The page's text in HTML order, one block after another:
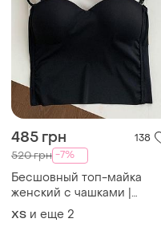
485 грн 138
520 грн
Бесшовный топ-майка
женский с чашками |
базовый топ без косточек |
топ бюстье
ХS и еще 2
TOP